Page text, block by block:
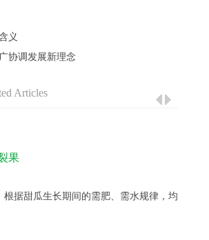
义
协调发展新理念
Articles
果
据甜瓜生长期间的需肥、需水规律，均衡供...